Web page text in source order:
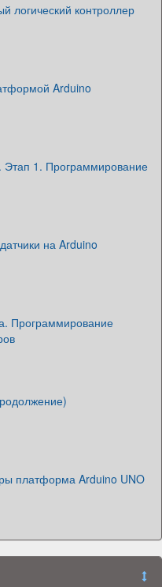
логический контроллер
Arduino
Этап 1. Программирование
на Arduino
Программирование
платформа Arduino UNO